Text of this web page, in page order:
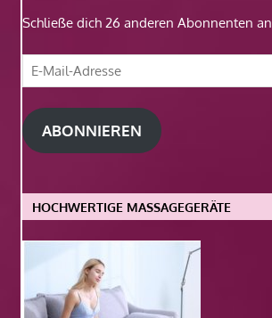
Schließe dich 26 anderen Abonnenten an
E-
Mail-
Adresse
ABONNIEREN
HOCHWERTIGE MASSAGEGERÄTE